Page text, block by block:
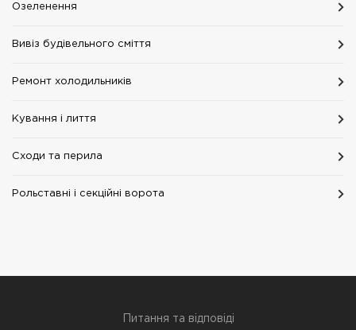
Озеленення
Вивіз будівельного сміття
Ремонт холодильників
Кування і лиття
Сходи та перила
Рольставні і секційні ворота
Питання та відповіді